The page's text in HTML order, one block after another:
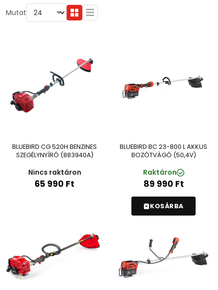
Mutat
BLUEBIRD CG 520H BENZINES
SZEGÉLYNYÍRÓ (883940A)
Nincs raktáron
65 990 Ft
BLUEBIRD BC 23-800 L AKKUS
BOZÓTVÁGÓ (50,4V)
Raktáron
89 990 Ft
KOSÁRBA